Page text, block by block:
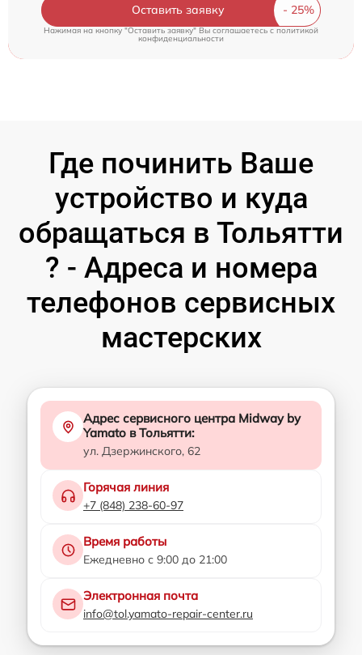
Оставить заявку
Нажимая на кнопку "Оставить заявку" Вы соглашаетесь c политикой
конфиденциальности
Где починить Ваше
устройство и куда
обращаться в Тольятти
? - Адреса и номера
телефонов сервисных
мастерских
Адрес сервисного центра Midway by
Yamato в Тольятти:
ул. Дзержинского, 62
Горячая линия
+7 (848) 238-60-97
Время работы
Ежедневно с 9:00 до 21:00
Электронная почта
info@tol.yamato-repair-center.ru